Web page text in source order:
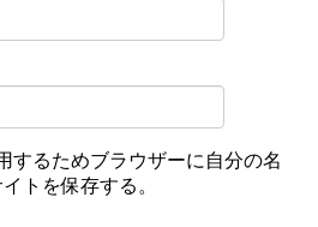
するためブラウザーに自分の名
トを保存する。